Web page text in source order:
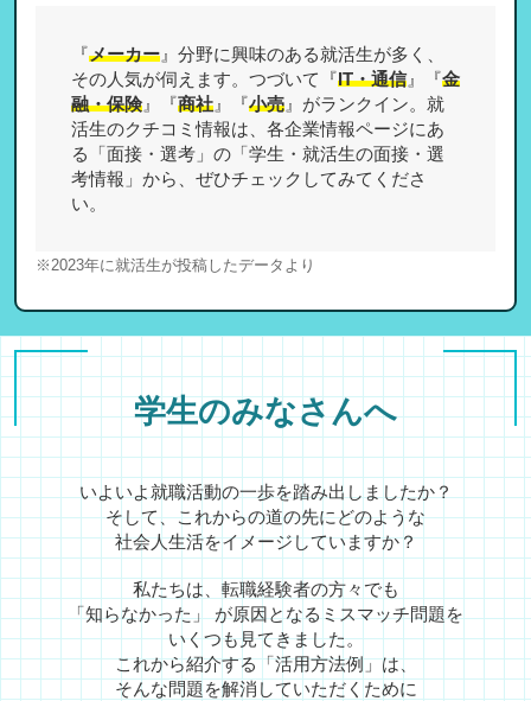
『メーカー 』分野に興味のある就活生が多く、
その人気が伺えます。つづいて『IT・通信』『金
融・保険』『商社 』『小売 』がランクイン。就
活生のクチコミ情報は、各企業情報ページにあ
る「面接・選考」の「学生・就活生の面接・選
考情報」から、ぜひチェックしてみてくださ
い。
※2023年に就活生が投稿したデータより
学生のみなさんへ
いよいよ就職活動の一歩を踏み出しましたか？
そして、これからの道の先にどのような
社会人生活をイメージしていますか？
私たちは、転職経験者の方々でも
「知らなかった」 が原因となるミスマッチ問題を
いくつも見てきました。
これから紹介する「活用方法例」は、
そんな問題を解消していただくために